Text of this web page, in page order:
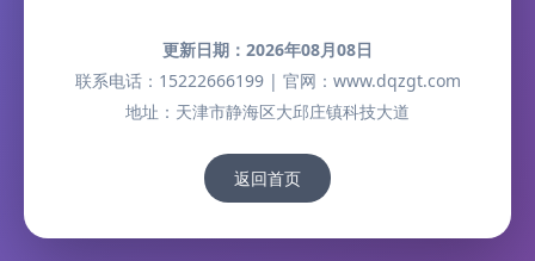
更新日期：2026年08月08日
联系电话：15222666199 | 官网：www.dqzgt.com
地址：天津市静海区大邱庄镇科技大道
返回首页